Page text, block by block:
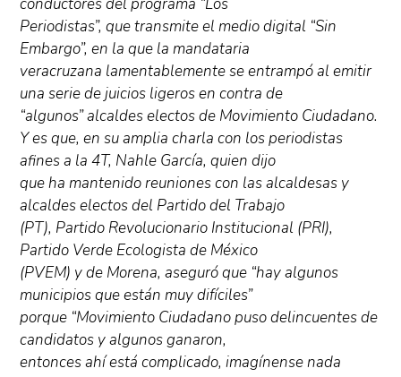
Periodistas”, que transmite el medio digital “Sin
Embargo”, en la que la mandataria
veracruzana lamentablemente se entrampó al emitir
una serie de juicios ligeros en contra de
“algunos” alcaldes electos de Movimiento Ciudadano.
Y es que, en su amplia charla con los periodistas
afines a la 4T, Nahle García, quien dijo
que ha mantenido reuniones con las alcaldesas y
alcaldes electos del Partido del Trabajo
(PT), Partido Revolucionario Institucional (PRI),
Partido Verde Ecologista de México
(PVEM) y de Morena, aseguró que “hay algunos
municipios que están muy difíciles”
porque “Movimiento Ciudadano puso delincuentes de
candidatos y algunos ganaron,
entonces ahí está complicado, imagínense nada